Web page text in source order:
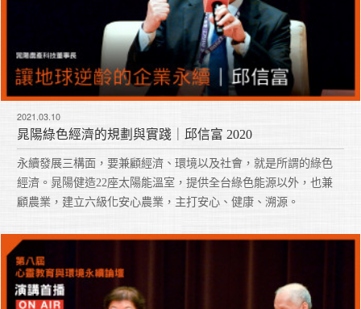
2021.03.10
晁陽綠色經濟的規劃與實踐｜邱信富 2020
永續發展三構面，要兼顧經濟、環境以及社會，就是所謂的綠色
經濟。晁陽健造22座太陽能溫室，提供全台綠色能源以外，也兼
顧農業，建立六級化安心農業，主打安心、健康、溯源。